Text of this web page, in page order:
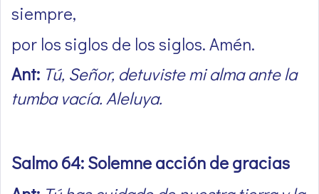
siempre,
por los siglos de los siglos. Amén.
Ant: Tú, Señor, detuviste mi alma ante la
tumba vacía. Aleluya.
Salmo 64: Solemne acción de gracias